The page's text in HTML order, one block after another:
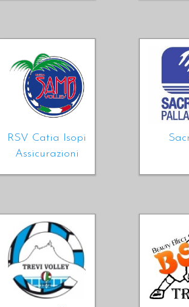
RSV Catia Isopi
Assicurazioni